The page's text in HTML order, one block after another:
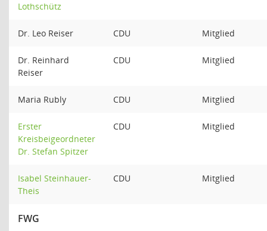
Lothschütz
Dr. Leo Reiser CDU Mitglied
Dr. Reinhard
Reiser
CDU Mitglied
Maria Rubly CDU Mitglied
Erster
Kreisbeigeordneter
Dr. Stefan Spitzer
CDU Mitglied
Isabel Steinhauer-
Theis
CDU Mitglied
FWG